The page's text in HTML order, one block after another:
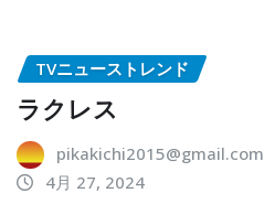
TVニューストレンド
ラクレス
pikakichi2015@gmail.com
4月 27, 2024